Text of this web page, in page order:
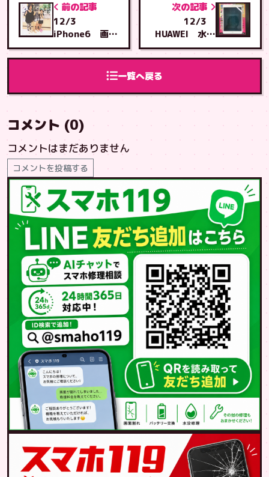
前の記事
12/3
iPhone6 画
面・バッテリー
交換 安謝店へ
一覧へ戻る
次の記事
12/3
HUAWEI 水没
復旧成功 安謝
店へご来店
コメント (0)
コメントはまだありません
コメントを投稿する